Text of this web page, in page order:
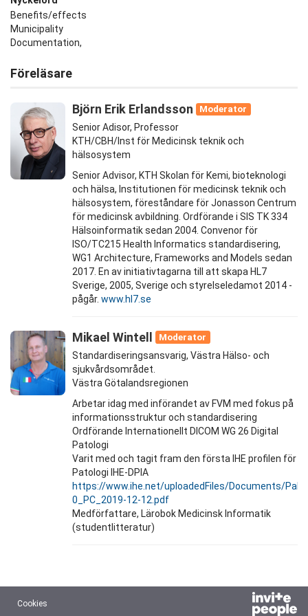
Benefits/effects
Municipality
Documentation,
Föreläsare
Björn Erik Erlandsson
Moderator
Senior Adisor, Professor
KTH/CBH/Inst för Medicinsk teknik och
hälsosystem
Senior Advisor, KTH Skolan för Kemi, bioteknologi
och hälsa, Institutionen för medicinsk teknik och
hälsosystem, föreståndare för Jonasson Centrum
för medicinsk avbildning. Ordförande i SIS TK 334
Hälsoinformatik sedan 2004. Convenor för
ISO/TC215 Health Informatics standardisering,
WG1 Architecture, Frameworks and Models sedan
2017. En av initiativtagarna till att skapa HL7
Sverige, 2005, Sverige och styrelseledamot 2014 -
pågår. www.hl7.se
Mikael Wintell
Moderator
Standardiseringsansvarig, Västra Hälso- och
sjukvårdsområdet.
Västra Götalandsregionen
Arbetar idag med införandet av FVM med fokus på
informationsstruktur och standardisering
Ordförande Internationellt DICOM WG 26 Digital
Patologi
Varit med och tagit fram den första IHE profilen för
Patologi IHE-DPIA
https://www.ihe.net/uploadedFiles/Documents/
0_PC_2019-12-12.pdf
Medförfattare, Lärobok Medicinsk Informatik
(studentlitteratur)
Cookies